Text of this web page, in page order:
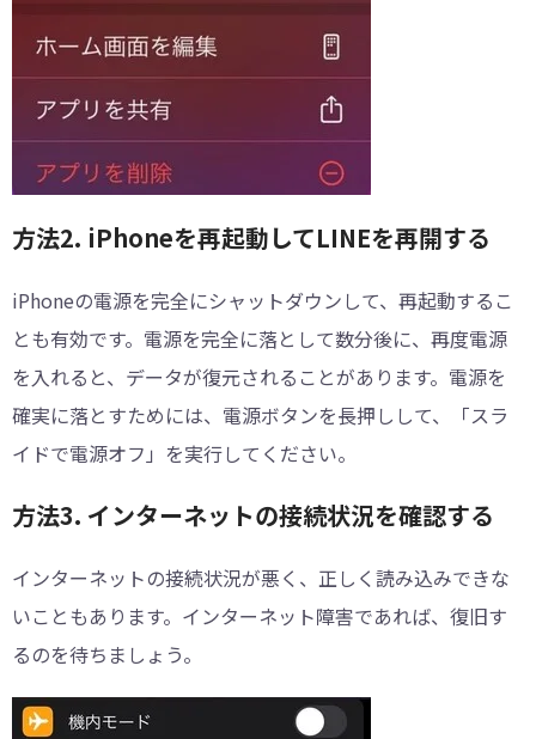
方法2. iPhoneを再起動してLINEを再開する
iPhoneの電源を完全にシャットダウンして、再起動するこ
とも有効です。電源を完全に落として数分後に、再度電源
を入れると、データが復元されることがあります。電源を
確実に落とすためには、電源ボタンを長押しして、「スラ
イドで電源オフ」を実行してください。
方法3. インターネットの接続状況を確認する
インターネットの接続状況が悪く、正しく読み込みできな
いこともあります。インターネット障害であれば、復旧す
るのを待ちましょう。